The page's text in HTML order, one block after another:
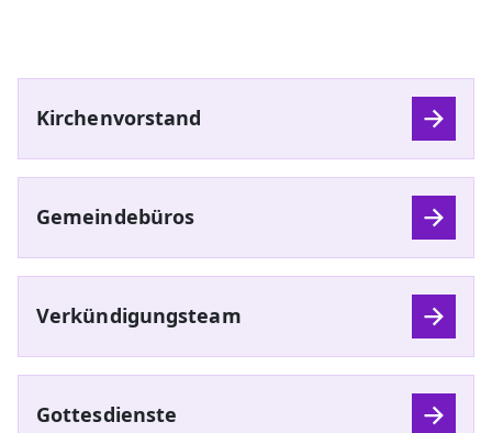
Kirchenvorstand
Gemeindebüros
Verkündigungsteam
Gottesdienste